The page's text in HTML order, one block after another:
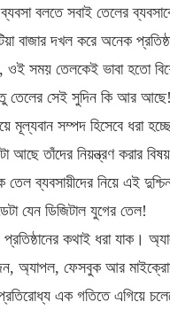
বলতে সবাই তেলের
বাজার দখল করে অনেক
ওই সময় তেলকেই ভাবা হতো
তেলের সেই সুদিন কি আর
মূল্যবান সম্পদ হিসেবে ধরা
আছে তাঁদের নিয়ন্ত্রণ করার
ব্যবসায়ীদের নিয়ে এই
যেন ডিজিটাল যুগের তেল!
প্রতিষ্ঠানের কথাই ধরা যাক।
অ্যাপল, ফেসবুক আর
এক গতিতে এগিয়ে